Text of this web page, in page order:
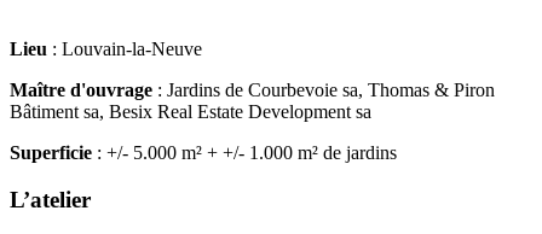
Lieu : Louvain-la-Neuve
Maître d'ouvrage : Jardins de Courbevoie sa, Thomas & Piron
Bâtiment sa, Besix Real Estate Development sa
Superficie : +/- 5.000 m² + +/- 1.000 m² de jardins
L’atelier